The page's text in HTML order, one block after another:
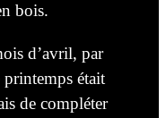
bois.
d’avril, par
printemps était
de compléter